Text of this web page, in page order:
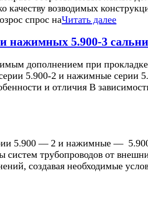
качеству возводимых
спрос наЧитать далее
нажимных 5.900-3
дополнением при
5.900-2 и нажимные серии
и отличия В
5.900 — 2 и нажимные —
трубопроводов от
создавая необходимые